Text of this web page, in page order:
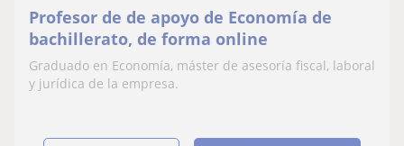
Profesor de de apoyo de Economía de
bachillerato, de forma online
Graduado en Economía, máster de asesoría fiscal, laboral
y jurídica de la empresa.